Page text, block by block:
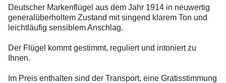
Deutscher Markenflügel aus dem Jahr 1914 in neuwertig
generalüberholtem Zustand mit singend klarem Ton und
leichtläufig sensiblem Anschlag.
Der Flügel kommt gestimmt, reguliert und intoniert zu
Ihnen.
Im Preis enthalten sind der Transport, eine Gratisstimmung